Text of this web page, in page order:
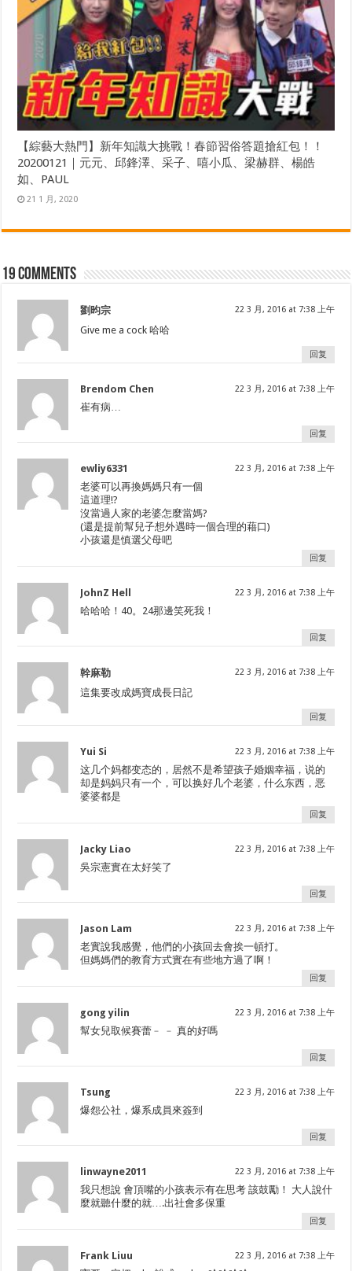
【綜藝大熱門】新年知識大挑戰！春節習俗答題搶紅包！！
20200121｜元元、邱鋒澤、采子、嘻小瓜、梁赫群、楊皓
如、PAUL
21 1 月, 2020
19 comments
劉昀宗 22 3 月, 2016 at 7:38 上午
Give me a cock 哈哈
回复
Brendom Chen 22 3 月, 2016 at 7:38 上午
崔有病…
回复
ewliy6331 22 3 月, 2016 at 7:38 上午
老婆可以再換媽媽只有一個
這道理!?
沒當過人家的老婆怎麼當媽?
(還是提前幫兒子想外遇時一個合理的藉口)
小孩還是慎選父母吧
回复
JohnZ Hell 22 3 月, 2016 at 7:38 上午
哈哈哈！40。24那邊笑死我！
回复
幹麻勒 22 3 月, 2016 at 7:38 上午
這集要改成媽寶成長日記
回复
Yui Si 22 3 月, 2016 at 7:38 上午
这几个妈都变态的，居然不是希望孩子婚姻幸福，说的
却是妈妈只有一个，可以换好几个老婆，什么东西，恶
婆婆都是
回复
Jacky Liao 22 3 月, 2016 at 7:38 上午
吳宗憲實在太好笑了
回复
Jason Lam 22 3 月, 2016 at 7:38 上午
老實說我感覺，他們的小孩回去會挨一頓打。
但媽媽們的教育方式實在有些地方過了啊！
回复
gong yilin 22 3 月, 2016 at 7:38 上午
幫女兒取候賽蕾﹣ ﹣ 真的好嗎
回复
Tsung 22 3 月, 2016 at 7:38 上午
爆怨公社，爆系成員來簽到
回复
linwayne2011 22 3 月, 2016 at 7:38 上午
我只想說 會頂嘴的小孩表示有在思考 該鼓勵！ 大人說什
麼就聽什麼的就….出社會多保重
回复
Frank Liuu 22 3 月, 2016 at 7:38 上午